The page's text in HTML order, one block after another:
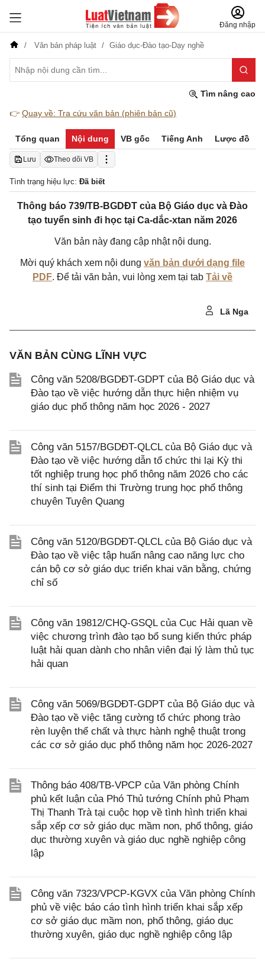
Đăng nhập
Văn bản pháp luật Giáo dục-Đào tạo-Dạy nghề
Tìm nâng cao
👉 Quay về: Tra cứu văn bản (phiên bản cũ)
Tổng quan Nội dung VB gốc Tiếng Anh Lược đồ
Lưu Theo dõi VB
Tình trạng hiệu lực: Đã biết
Thông báo 739/TB-BGDĐT của Bộ Giáo dục và Đào
tạo tuyển sinh đi học tại Ca-dắc-xtan năm 2026
Văn bản này đang cập nhật nội dung.
Mời quý khách xem nội dung văn bản dưới dạng file
PDF. Để tải văn bản, vui lòng xem tại tab Tải về
Lã Nga
VĂN BẢN CÙNG LĨNH VỰC
Công văn 5208/BGDĐT-GDPT của Bộ Giáo dục và
Đào tạo về việc hướng dẫn thực hiện nhiệm vụ
giáo dục phổ thông năm học 2026 - 2027
Công văn 5157/BGDĐT-QLCL của Bộ Giáo dục và
Đào tạo về việc hướng dẫn tổ chức thi lại Kỳ thi
tốt nghiệp trung học phổ thông năm 2026 cho các
thí sinh tại Điểm thi Trường trung học phổ thông
chuyên Tuyên Quang
Công văn 5120/BGDĐT-QLCL của Bộ Giáo dục và
Đào tạo về việc tập huấn nâng cao năng lực cho
cán bộ cơ sở giáo dục triển khai văn bằng, chứng
chỉ số
Công văn 19812/CHQ-GSQL của Cục Hải quan về
việc chương trình đào tạo bổ sung kiến thức pháp
luật hải quan dành cho nhân viên đại lý làm thủ tục
hải quan
Công văn 5069/BGDĐT-GDPT của Bộ Giáo dục và
Đào tạo về việc tăng cường tổ chức phong trào
rèn luyện thể chất và thực hành nghệ thuật trong
các cơ sở giáo dục phổ thông năm học 2026-2027
Thông báo 408/TB-VPCP của Văn phòng Chính
phủ kết luận của Phó Thủ tướng Chính phủ Phạm
Thị Thanh Trà tại cuộc họp về tình hình triển khai
sắp xếp cơ sở giáo dục mầm non, phổ thông, giáo
dục thường xuyên và giáo dục nghề nghiệp công
lập
Công văn 7323/VPCP-KGVX của Văn phòng Chính
phủ về việc báo cáo tình hình triển khai sắp xếp
cơ sở giáo dục mầm non, phổ thông, giáo dục
thường xuyên, giáo dục nghề nghiệp công lập